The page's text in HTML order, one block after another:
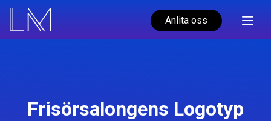
Anlita oss
Frisörsalongens Logotyp